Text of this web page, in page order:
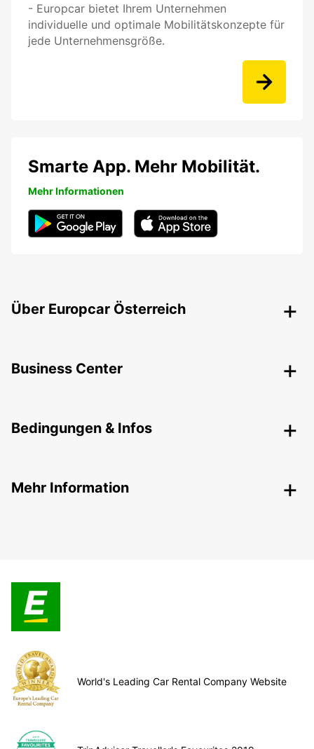
- Europcar bietet Ihrem Unternehmen
individuelle und optimale Mobilitätskonzepte für
jede Unternehmensgröße.
Smarte App. Mehr Mobilität.
Mehr Informationen
Über Europcar Österreich
Business Center
Bedingungen & Infos
Mehr Information
World's Leading Car Rental Company Website